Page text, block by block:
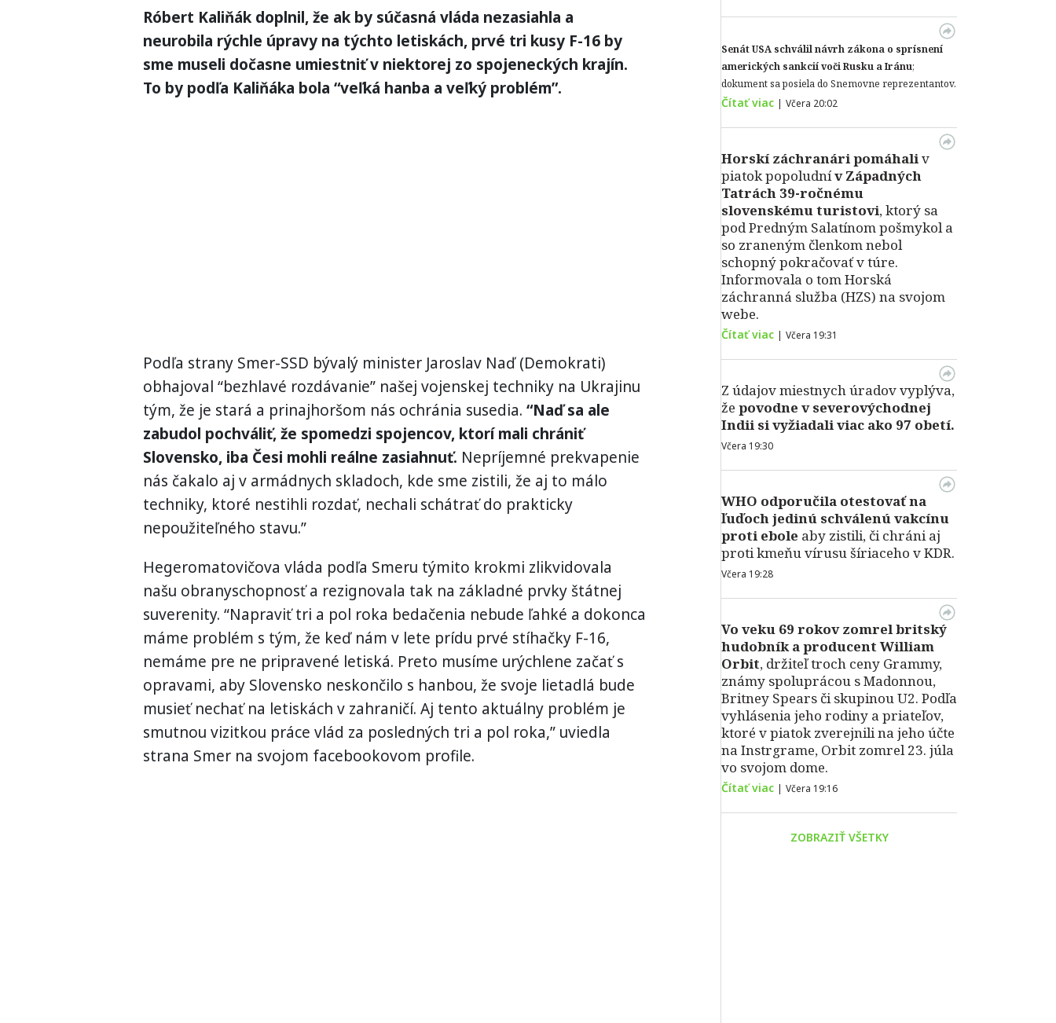
Róbert Kaliňák doplnil, že ak by súčasná vláda nezasiahla a
neurobila rýchle úpravy na týchto letiskách, prvé tri kusy F-16 by
sme museli dočasne umiestniť v niektorej zo spojeneckých krajín.
To by podľa Kaliňáka bola “veľká hanba a veľký problém”.
Podľa strany Smer-SSD bývalý minister Jaroslav Naď (Demokrati)
obhajoval “bezhlavé rozdávanie” našej vojenskej techniky na Ukrajinu
tým, že je stará a prinajhoršom nás ochránia susedia. “Naď sa ale
zabudol pochváliť, že spomedzi spojencov, ktorí mali chrániť
Slovensko, iba Česi mohli reálne zasiahnuť. Nepríjemné prekvapenie
nás čakalo aj v armádnych skladoch, kde sme zistili, že aj to málo
techniky, ktoré nestihli rozdať, nechali schátrať do prakticky
nepoužiteľného stavu.”
Hegeromatovičova vláda podľa Smeru týmito krokmi zlikvidovala
našu obranyschopnosť a rezignovala tak na základné prvky štátnej
suverenity. “Napraviť tri a pol roka bedačenia nebude ľahké a dokonca
máme problém s tým, že keď nám v lete prídu prvé stíhačky F-16,
nemáme pre ne pripravené letiská. Preto musíme urýchlene začať s
opravami, aby Slovensko neskončilo s hanbou, že svoje lietadlá bude
musieť nechať na letiskách v zahraničí. Aj tento aktuálny problém je
smutnou vizitkou práce vlád za posledných tri a pol roka,” uviedla
strana Smer na svojom facebookovom profile.
Senát USA schválil návrh zákona o sprísnení
amerických sankcií voči Rusku a Iránu;
dokument sa posiela do Snemovne reprezentantov.
Čítať viac | Včera 20:02
Horskí záchranári pomáhaliv
piatok popoludnív Západných
Tatrách 39-ročnému
slovenskému turistovi, ktorý sa
pod Predným Salatínom pošmykol a
so zraneným členkom nebol
schopný pokračovať v túre.
Informovala o tom Horská
záchranná služba (HZS) na svojom
webe.
Čítať viac | Včera 19:31
Z údajov miestnych úradov vyplýva,
že povodne v severovýchodnej
Indii si vyžiadali viac ako 97 obetí.
Včera 19:30
WHO odporučila otestovať na
ľuďoch jedinú schválenú vakcínu
proti ebole aby zistili, či chráni aj
proti kmeňu vírusu šíriaceho v KDR.
Včera 19:28
Vo veku 69 rokov zomrel britský
hudobník a producent William
Orbit, držiteľ troch ceny Grammy,
známy spoluprácou s Madonnou,
Britney Spears či skupinou U2. Podľa
vyhlásenia jeho rodiny a priateľov,
ktoré v piatok zverejnili na jeho účte
na Instrgrame, Orbit zomrel 23. júla
vo svojom dome.
Čítať viac | Včera 19:16
ZOBRAZIŤ VŠETKY